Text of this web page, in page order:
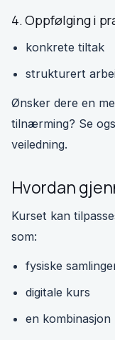
4. Oppfølging i
konkrete tiltak
strukturert
Ønsker dere en
tilnærming? Se
veiledning.
Hvordan
Kurset kan
som:
fysiske
digitale kurs
en kombinasjon